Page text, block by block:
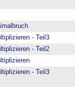
- Teil3
- Teil2
- Teil3